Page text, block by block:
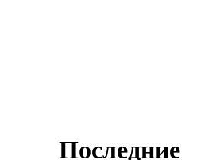
Последние